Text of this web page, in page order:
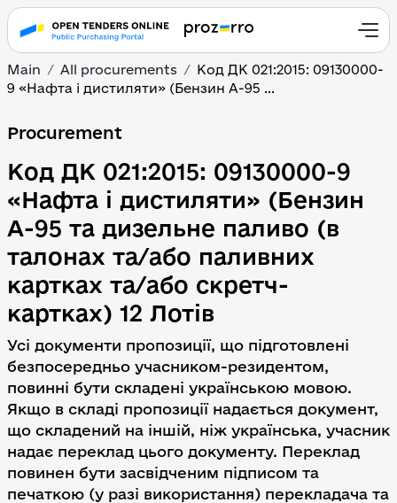
Main All procurements
Код ДК 021:2015: 09130000-
9 «Нафта і дистиляти» (Бензин А-95 ...
Код ДК 021:2015:
Procurement
Код ДК 021:2015: 09130000-9
«Нафта і дистиляти» (Бензин
А-95 та дизельне паливо (в
талонах та/або паливних
картках та/або скретч-
картках) 12 Лотів
Усі документи пропозиції, що підготовлені
безпосередньо учасником-резидентом,
повинні бути складені українською мовою.
Якщо в складі пропозиції надається документ,
що складений на іншій, ніж українська, учасник
надає переклад цього документу. Переклад
повинен бути засвідченим підписом та
печаткою (у разі використання) перекладача та